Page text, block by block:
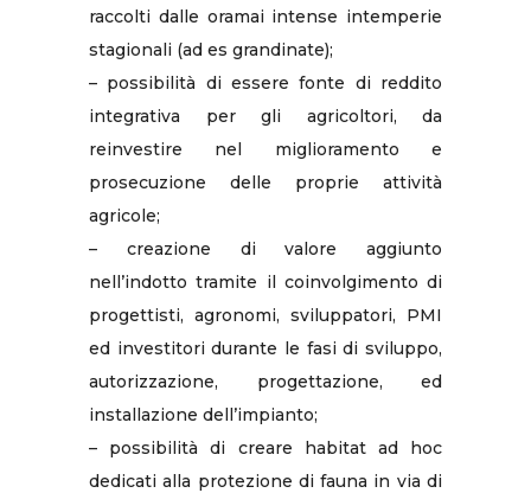
raccolti dalle oramai intense intemperie
stagionali (ad es grandinate);
– possibilità di essere fonte di reddito
integrativa per gli agricoltori, da
reinvestire nel miglioramento e
prosecuzione delle proprie attività
agricole;
– creazione di valore aggiunto
nell’indotto tramite il coinvolgimento di
progettisti, agronomi, sviluppatori, PMI
ed investitori durante le fasi di sviluppo,
autorizzazione, progettazione, ed
installazione dell’impianto;
– possibilità di creare habitat ad hoc
dedicati alla protezione di fauna in via di